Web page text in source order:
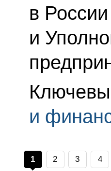
в
и
и
1 2 3 4